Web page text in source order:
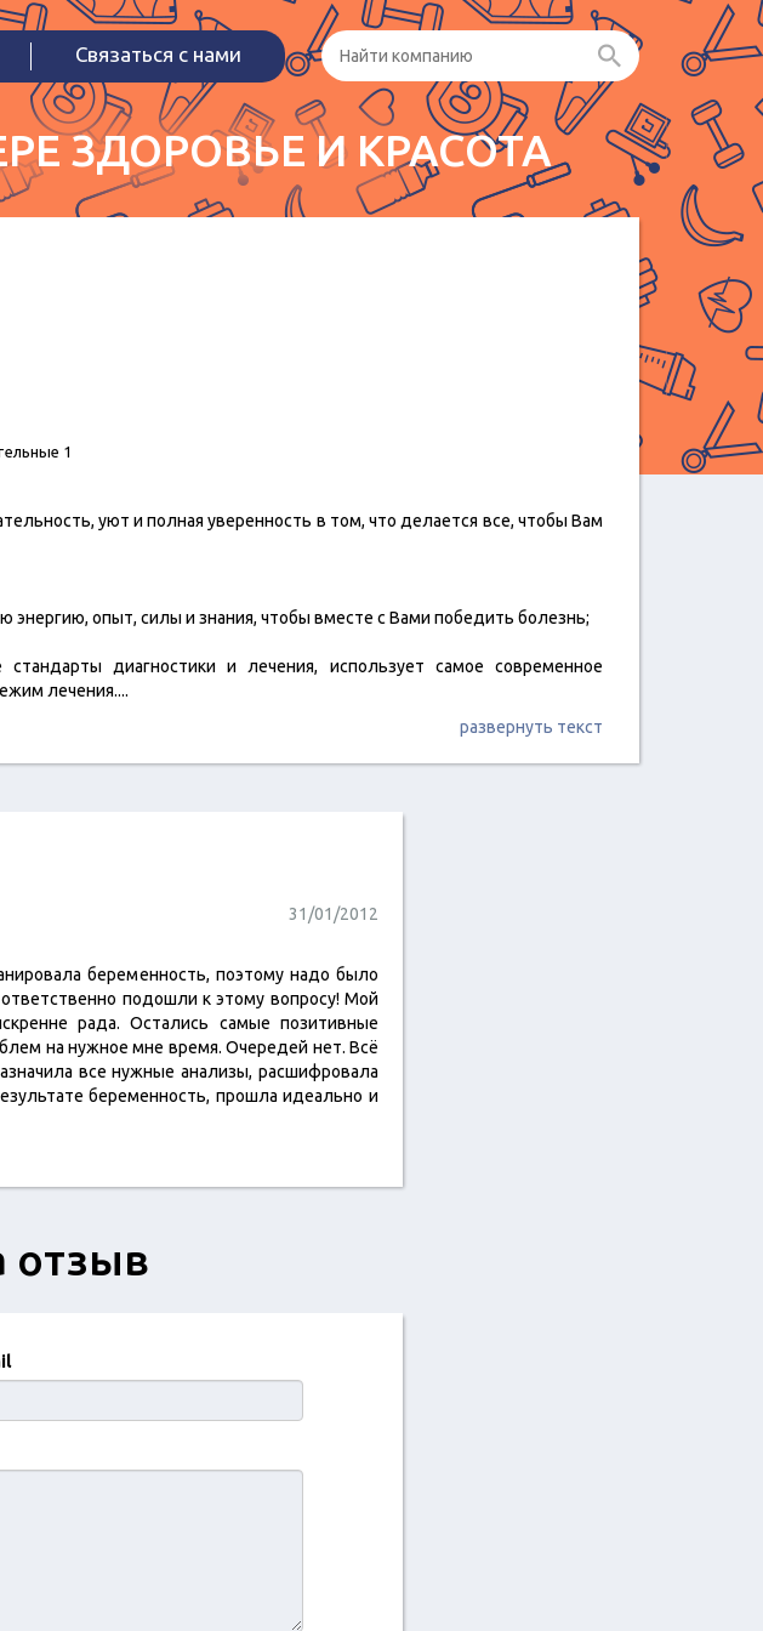
Связаться с нами
ЗДОРОВЬЕ И КРАСОТА
1
уют и полная уверенность в том, что делается все, чтобы Вам
опыт, силы и знания, чтобы вместе с Вами победить болезнь;
диагностики и лечения, использует самое современное
лечения....
развернуть текст
31/01/2012
беременность, поэтому надо было
подошли к этому вопросу! Мой
рада. Остались самые позитивные
на нужное мне время. Очередей нет. Всё
все нужные анализы, расшифровала
беременность, прошла идеально и
отзыв